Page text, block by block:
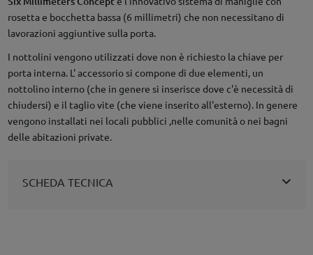
rosetta e bocchetta bassa (6 millimetri) che non necessitano di
lavorazioni aggiuntive sulla porta.
I nottolini vengono utilizzati dove non è richiesto la chiave per
porta interna. L' accessorio si compone di due elementi, un
nottolino interno (che in genere si inserisce dove c'è necessità di
chiudersi) e il taglio vite (che viene inserito all'esterno). In genere
vengono installati nei locali pubblici ,nelle comunità o nei bagni
delle abitazioni private.
SCHEDA TECNICA